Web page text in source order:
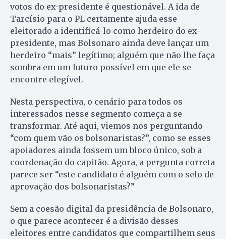
votos do ex-presidente é questionável. A ida de
Tarcísio para o PL certamente ajuda esse
eleitorado a identificá-lo como herdeiro do ex-
presidente, mas Bolsonaro ainda deve lançar um
herdeiro “mais” legítimo; alguém que não lhe faça
sombra em um futuro possível em que ele se
encontre elegível.
Nesta perspectiva, o cenário para todos os
interessados nesse segmento começa a se
transformar. Até aqui, viemos nos perguntando
“com quem vão os bolsonaristas?”, como se esses
apoiadores ainda fossem um bloco único, sob a
coordenação do capitão. Agora, a pergunta correta
parece ser “este candidato é alguém com o selo de
aprovação dos bolsonaristas?”
Sem a coesão digital da presidência de Bolsonaro,
o que parece acontecer é a divisão desses
eleitores entre candidatos que compartilhem seus